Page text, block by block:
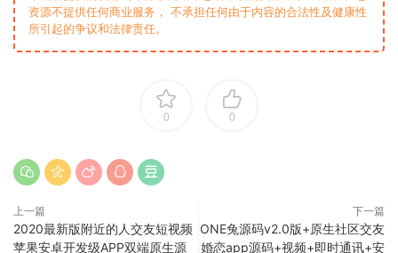
资源不提供任何商业服务， 不承担任何由于内容的合法性及健康性
所引起的争议和法律责任。
0 0
上一篇
2020最新版附近的人交友短视频
苹果安卓开发级APP双端原生源
下一篇
ONE兔源码v2.0版+原生社区交友
婚恋app源码+视频+即时通讯+安